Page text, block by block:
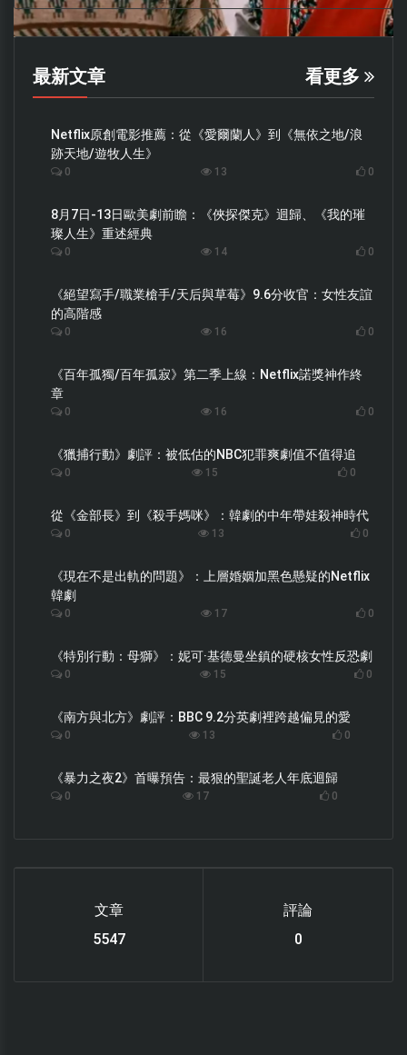
最新文章 看更多
Netflix原創電影推薦：從《愛爾蘭人》到《無依之地/浪
跡天地/遊牧人生》
0 13 0
8月7日-13日歐美劇前瞻：《俠探傑克》迴歸、《我的璀
璨人生》重述經典
0 14 0
《絕望寫手/職業槍手/天后與草莓》9.6分收官：女性友誼
的高階感
0 16 0
《百年孤獨/百年孤寂》第二季上線：Netflix諾獎神作終
章
0 16 0
《獵捕行動》劇評：被低估的NBC犯罪爽劇值不值得追
0 15 0
從《金部長》到《殺手媽咪》：韓劇的中年帶娃殺神時代
0 13 0
《現在不是出軌的問題》：上層婚姻加黑色懸疑的Netflix
韓劇
0 17 0
《特別行動：母獅》：妮可·基德曼坐鎮的硬核女性反恐劇
0 15 0
《南方與北方》劇評：BBC 9.2分英劇裡跨越偏見的愛
0 13 0
《暴力之夜2》首曝預告：最狠的聖誕老人年底迴歸
0 17 0
文章
6119
評論
0